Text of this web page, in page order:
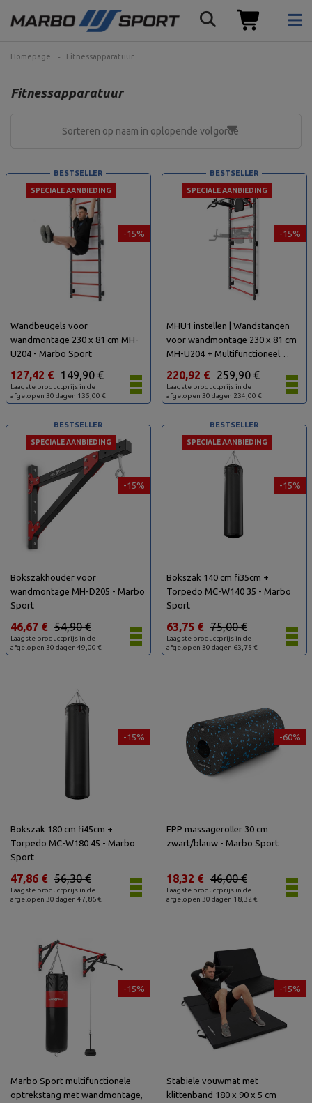
Homepage Fitnessapparatuur
Fitnessapparatuur
Sorteren op naam in oplopende volgorde
-15%
SPECIALE AANBIEDING
BESTSELLER
Wandbeugels voor
wandmontage 230 x 81 cm MH-
U204 - Marbo Sport
Laagste productprijs in de
afgelopen 30 dagen 135,00 €
149,90 €
127,42 €
-15%
SPECIALE AANBIEDING
BESTSELLER
MHU1 instellen | Wandstangen
voor wandmontage 230 x 81 cm
MH-U204 + Multifunctioneel
met optrekstang (2in1) MH-U205
- Marbo Sport
Laagste productprijs in de
afgelopen 30 dagen 234,00 €
259,90 €
220,92 €
-15%
SPECIALE AANBIEDING
BESTSELLER
Bokszakhouder voor
wandmontage MH-D205 - Marbo
Sport
Laagste productprijs in de
afgelopen 30 dagen 49,00 €
54,90 €
46,67 €
-15%
SPECIALE AANBIEDING
BESTSELLER
Bokszak 140 cm fi35cm +
Torpedo MC-W140 35 - Marbo
Sport
Laagste productprijs in de
afgelopen 30 dagen 63,75 €
75,00 €
63,75 €
-15%
Bokszak 180 cm fi45cm +
Torpedo MC-W180 45 - Marbo
Sport
Laagste productprijs in de
afgelopen 30 dagen 47,86 €
56,30 €
47,86 €
-60%
EPP massageroller 30 cm
zwart/blauw - Marbo Sport
Laagste productprijs in de
afgelopen 30 dagen 18,32 €
46,00 €
18,32 €
-15%
Marbo Sport multifunctionele
optrekstang met wandmontage,
-15%
Stabiele vouwmat met
klittenband 180 x 90 x 5 cm